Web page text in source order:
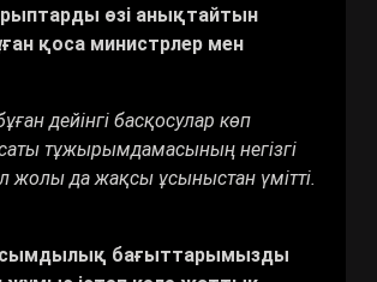
өзі анықтайтын
қоса министрлер мен
дейінгі басқосулар көп
тұжырымдамасының негізгі
жолы да жақсы ұсыныстан үмітті.
басымдылық бағыттарымызды